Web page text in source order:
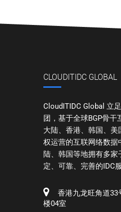
CLOUDITIDC GLOBAL
CloudITIDC Global 立
团，基于全球BGP骨干
大陆、香港、韩国、
权运营的互联网络数据
陆、韩国等地拥有多家
定、可靠、完善的IDC
香港九龙旺角道33
楼04室